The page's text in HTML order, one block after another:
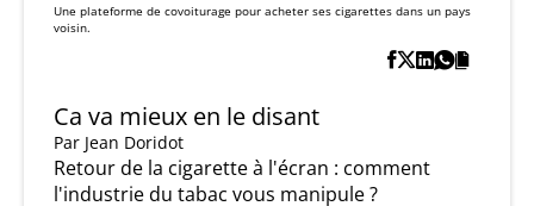
Une plateforme de covoiturage pour acheter ses cigarettes dans un pays
voisin.
Ca va mieux en le disant
Par Jean Doridot
Retour de la cigarette à l'écran : comment
l'industrie du tabac vous manipule ?